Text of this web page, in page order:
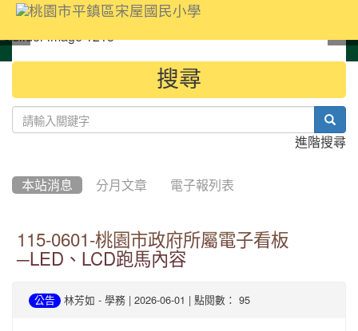
::: 搜尋
進階搜尋
本站消息 分月文章 電子報列表
115-0601-桃園市政府所屬電子看板
─LED、LCD跑馬內容
公告 林芳如 - 學務 | 2026-06-01 | 點閱數： 95